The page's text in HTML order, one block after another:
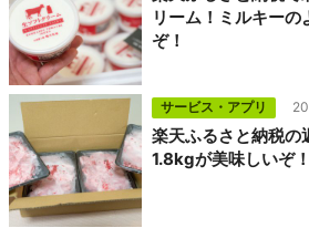
リーム！ミルキー
ぞ！
サービス・アプリ
楽天ふるさと納税の
1.8kgが美味しいぞ！